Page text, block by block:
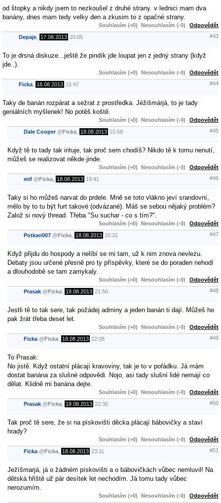
od štopky a nikdy jsem to nezkoušel z druhé strany. v lednici mam dva
banány, dnes mam tedy velky den a zkusim to z opačné strany.
Souhlasím (+0) Nesouhlasím (-0) Odpovědět
Depaje 17.08.2013 20:05 #43
To je drsná diskuze...ještě že pindík jde loupat jen z jedný strany (když
jde..).
Souhlasím (+0) Nesouhlasím (-0) Odpovědět
Ficka 18.08.2013 15:47 #44
Taky de banán rozpárat a sežrat z prostředka. Jéžišmárjá, to je tady
geniálních myšlenek! No potěš koště.
Souhlasím (+0) Nesouhlasím (-0) Odpovědět
Dale Cooper @Ficka 18.08.2013 15:58 #45
Když tě to tady tak irituje, tak proč sem chodíš? Nikdo tě k tomu nenutí,
můžeš se realizovat někde jinde.
Souhlasím (+0) Nesouhlasím (-0) Odpovědět
mif @Ficka 18.08.2013 19:41 #46
Taky si ho můžeš narvat do prdele. Mně se toto vlákno jeví srandovní,
mělo by to tu být furt takové (odvázané). Máš se sebou nějaký problém?
Založ si nový thread. Třeba "Su suchar - co s tím?".
Souhlasím (+0) Nesouhlasím (-0) Odpovědět
Potkan007 @Ficka 18.08.2013 20:31 #47
Když přijdu do hospody a nelíbí se mi tam, už k nim znova nevlezu.
Debaty jsou určené přesně pro ty příspěvky, které se do poraden nehodí
a dlouhodobě se tam zamykaly.
Souhlasím (+0) Nesouhlasím (-0) Odpovědět
Prasak @Ficka 18.08.2013 21:56 #48
Jestli tě to tak sere, tak požádej adminy a jeden banán ti dají. Můžeš ho
pak žrát třeba deset let.
Souhlasím (+0) Nesouhlasím (-0) Odpovědět
Ficka @Ficka 18.08.2013 22:08 #49
To Prasak:
No jistě. Když ostatní plácají kravoviny, tak je to v pořádku. Já mám
dostat banána za slušné odpovědi. Nojo, asi tady slušní lidé nemají co
dělat. Klidně mi banána dejte.
Souhlasím (+0) Nesouhlasím (-0) Odpovědět
Prasak @Ficka 18.08.2013 22:30 #50
Tak proč tě sere, že si na pískovišti děcka plácají bábovičky a staví
hrady?
Souhlasím (+0) Nesouhlasím (-0) Odpovědět
Ficka @Ficka 18.08.2013 23:11 #51
Ježíšmarjá, já o žádném pískovišti a o bábovičkách vůbec nemluvil! Na
dětská hřiště už pár desítek let nechodím. Já tomu tady vůbec
nerozumím.
Souhlasím (+0) Nesouhlasím (-0) Odpovědět